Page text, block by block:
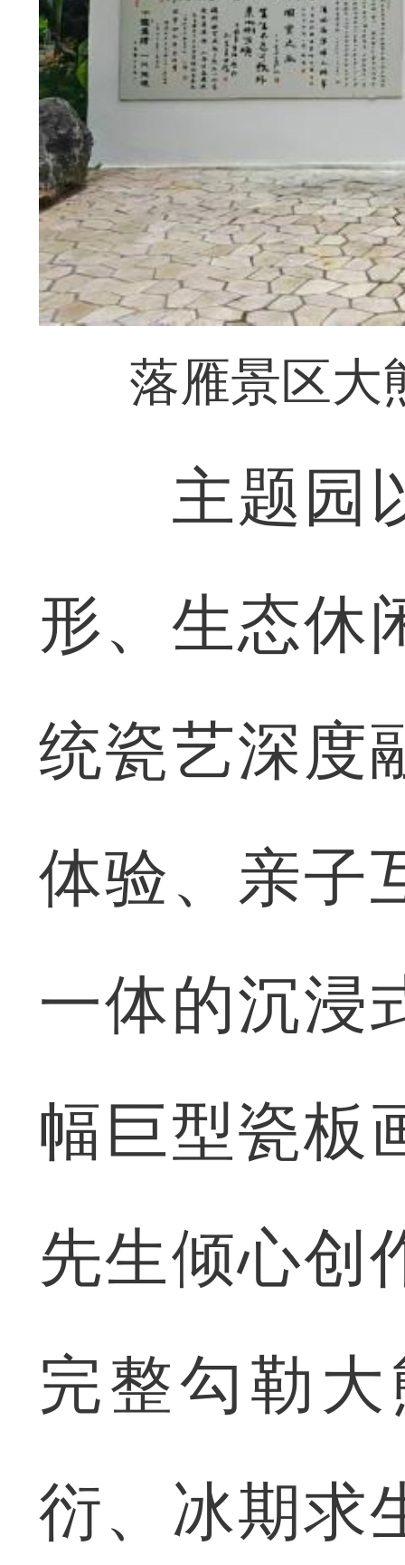
落雁景区大
主题园以
形、生态休
统瓷艺深度
体验、亲子
一体的沉浸
幅巨型瓷板
先生倾心创
完整勾勒
衍、冰期求